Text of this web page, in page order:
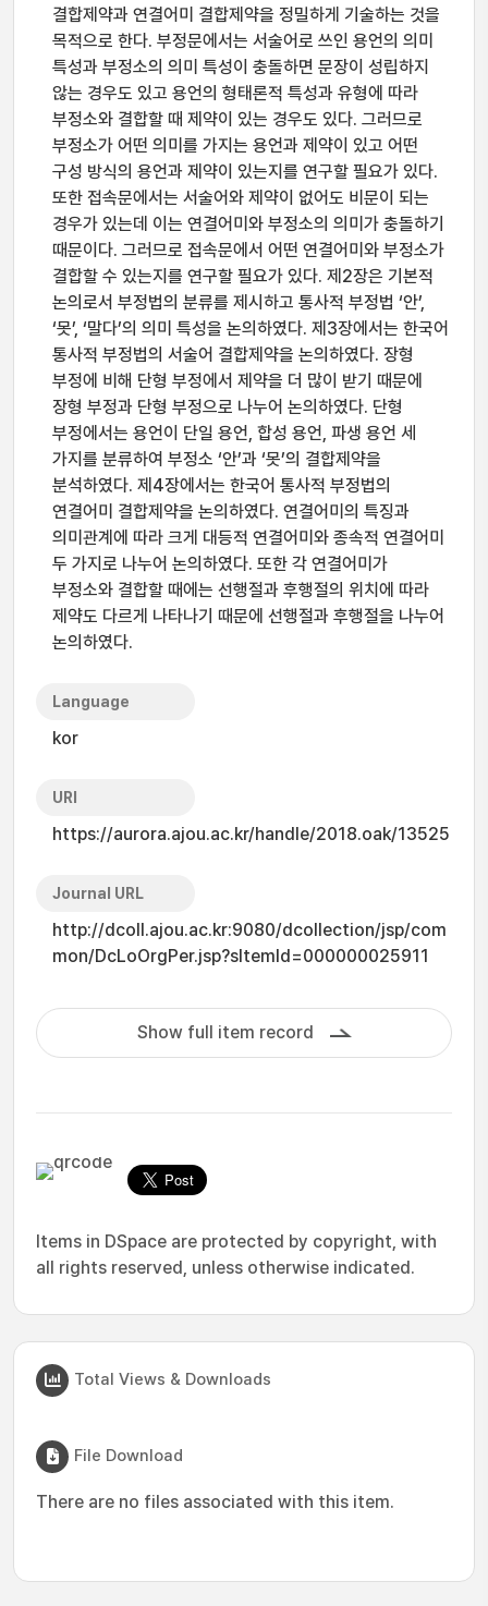
결합제약과 연결어미 결합제약을 정밀하게 기술하는 것을
목적으로 한다. 부정문에서는 서술어로 쓰인 용언의 의미
특성과 부정소의 의미 특성이 충돌하면 문장이 성립하지
않는 경우도 있고 용언의 형태론적 특성과 유형에 따라
부정소와 결합할 때 제약이 있는 경우도 있다. 그러므로
부정소가 어떤 의미를 가지는 용언과 제약이 있고 어떤
구성 방식의 용언과 제약이 있는지를 연구할 필요가 있다.
또한 접속문에서는 서술어와 제약이 없어도 비문이 되는
경우가 있는데 이는 연결어미와 부정소의 의미가 충돌하기
때문이다. 그러므로 접속문에서 어떤 연결어미와 부정소가
결합할 수 있는지를 연구할 필요가 있다. 제2장은 기본적
논의로서 부정법의 분류를 제시하고 통사적 부정법 ‘안’,
‘못’, ‘말다’의 의미 특성을 논의하였다. 제3장에서는 한국어
통사적 부정법의 서술어 결합제약을 논의하였다. 장형
부정에 비해 단형 부정에서 제약을 더 많이 받기 때문에
장형 부정과 단형 부정으로 나누어 논의하였다. 단형
부정에서는 용언이 단일 용언, 합성 용언, 파생 용언 세
가지를 분류하여 부정소 ‘안’과 ‘못’의 결합제약을
분석하였다. 제4장에서는 한국어 통사적 부정법의
연결어미 결합제약을 논의하였다. 연결어미의 특징과
의미관계에 따라 크게 대등적 연결어미와 종속적 연결어미
두 가지로 나누어 논의하였다. 또한 각 연결어미가
부정소와 결합할 때에는 선행절과 후행절의 위치에 따라
제약도 다르게 나타나기 때문에 선행절과 후행절을 나누어
논의하였다.
Language
kor
URI
https://aurora.ajou.ac.kr/handle/2018.oak/13525
Journal URL
http://dcoll.ajou.ac.kr:9080/dcollection/jsp/com
mon/DcLoOrgPer.jsp?sItemId=000000025911
Show full item record
Items in DSpace are protected by copyright, with
all rights reserved, unless otherwise indicated.
Total Views & Downloads
File Download
There are no files associated with this item.